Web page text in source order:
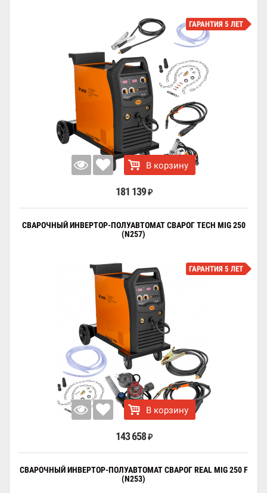
ГАРАНТИЯ 5 ЛЕТ
В корзину
181 139 ₽
СВАРОЧНЫЙ ИНВЕРТОР-ПОЛУАВТОМАТ СВАРОГ TECH MIG 250
(N257)
ГАРАНТИЯ 5 ЛЕТ
В корзину
143 658 ₽
СВАРОЧНЫЙ ИНВЕРТОР-ПОЛУАВТОМАТ СВАРОГ REAL MIG 250 F
(N253)